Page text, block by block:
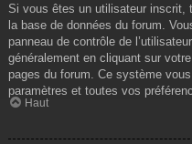
Si vous êtes un utilisateur inscrit,
la base de données du forum.
panneau de contrôle de
généralement en cliquant sur
pages du forum. Ce système
paramètres et toutes vos
Haut